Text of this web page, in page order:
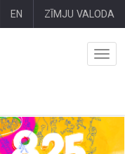
EN ZĪMJU VALODA